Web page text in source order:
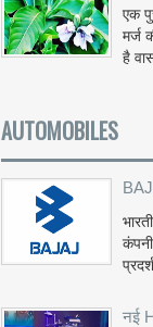
एक
मर्ज
है
AUTOMOBILES
नई